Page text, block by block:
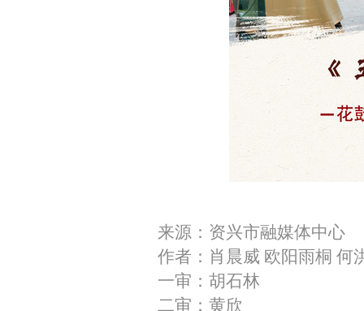
来源：资兴市融媒体中心
作者：肖晨威 欧阳雨桐 何
一审：胡石林
二审：黄欣